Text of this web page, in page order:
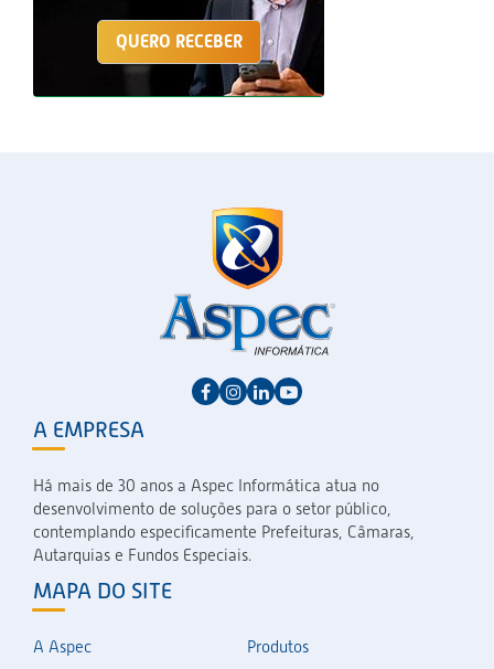
QUERO RECEBER
A EMPRESA
Há mais de 30 anos a Aspec Informática atua no
desenvolvimento de soluções para o setor público,
contemplando especificamente Prefeituras, Câmaras,
Autarquias e Fundos Especiais.
MAPA DO SITE
A Aspec Produtos